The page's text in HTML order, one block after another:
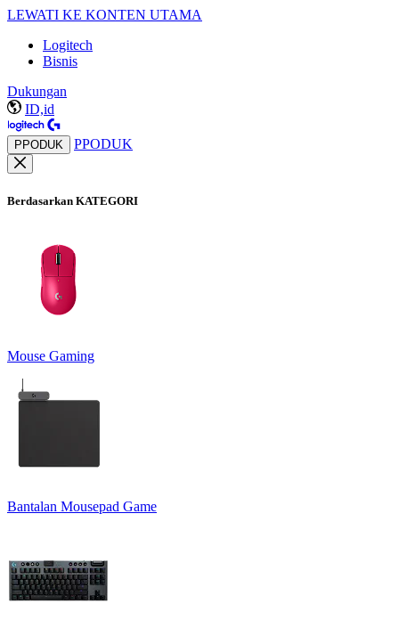
LEWATI KE KONTEN UTAMA
Logitech
Bisnis
Dukungan
ID,id
PPODUK PPODUK
Berdasarkan KATEGORI
Mouse Gaming
Bantalan Mousepad Game